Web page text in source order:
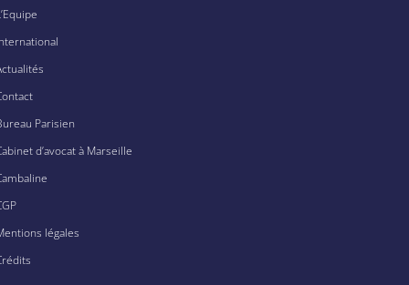
Parisien
d’avocat à Marseille
légales